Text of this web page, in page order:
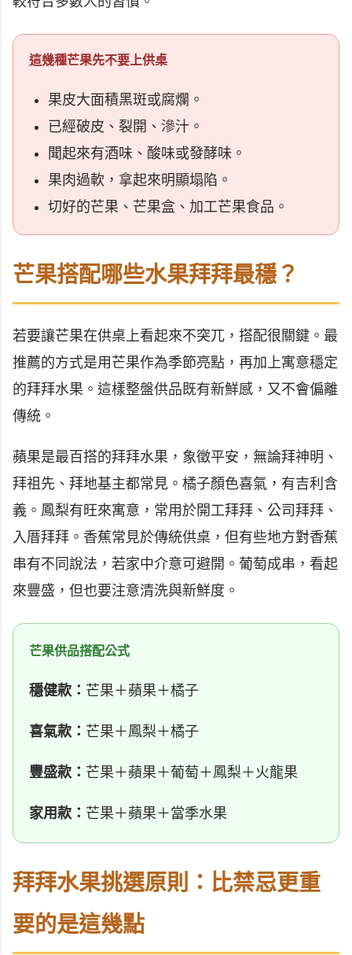
這幾種芒果先不要上供桌
果皮大面積黑斑或腐爛。
已經破皮、裂開、滲汁。
聞起來有酒味、酸味或發酵味。
果肉過軟，拿起來明顯塌陷。
切好的芒果、芒果盒、加工芒果食品。
芒果搭配哪些水果拜拜最穩？
若要讓芒果在供桌上看起來不突兀，搭配很關鍵。最
推薦的方式是用芒果作為季節亮點，再加上寓意穩定
的拜拜水果。這樣整盤供品既有新鮮感，又不會偏離
傳統。
蘋果是最百搭的拜拜水果，象徵平安，無論拜神明、
拜祖先、拜地基主都常見。橘子顏色喜氣，有吉利含
義。鳳梨有旺來寓意，常用於開工拜拜、公司拜拜、
入厝拜拜。香蕉常見於傳統供桌，但有些地方對香蕉
串有不同說法，若家中介意可避開。葡萄成串，看起
來豐盛，但也要注意清洗與新鮮度。
芒果供品搭配公式
穩健款： 芒果＋蘋果＋橘子
喜氣款： 芒果＋鳳梨＋橘子
豐盛款： 芒果＋蘋果＋葡萄＋鳳梨＋火龍果
家用款： 芒果＋蘋果＋當季水果
拜拜水果挑選原則：比禁忌更重
要的是這幾點